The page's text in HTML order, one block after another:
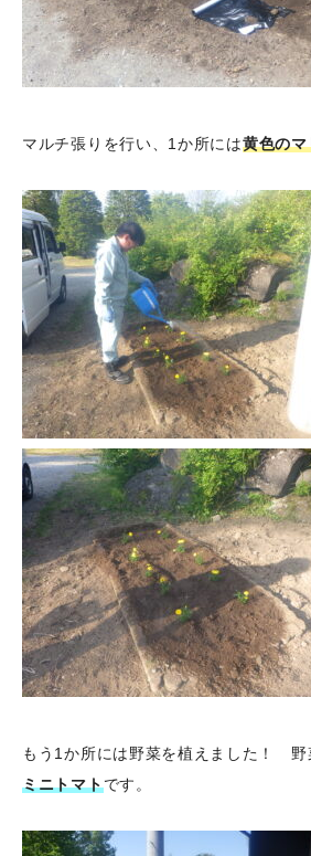
マルチ張りを行い、1か所には黄色の
もう1か所には野菜を植えました！ 野
ミニトマトです。